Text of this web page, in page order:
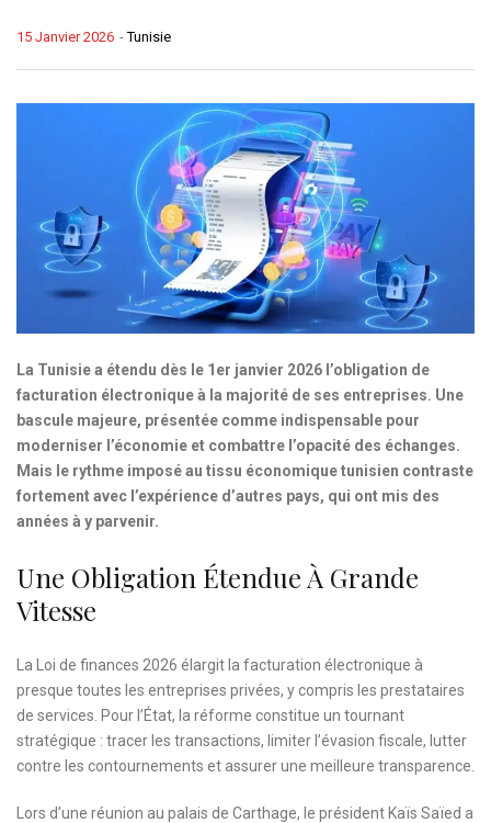
-Tunisie
15 Janvier 2026
La Tunisie a étendu dès le 1er janvier 2026 l’obligation de
facturation électronique à la majorité de ses entreprises. Une
bascule majeure, présentée comme indispensable pour
moderniser l’économie et combattre l’opacité des échanges.
Mais le rythme imposé au tissu économique tunisien contraste
fortement avec l’expérience d’autres pays, qui ont mis des
années à y parvenir.
Une Obligation Étendue À Grande
Vitesse
La Loi de finances 2026 élargit la facturation électronique à
presque toutes les entreprises privées, y compris les prestataires
de services. Pour l’État, la réforme constitue un tournant
stratégique : tracer les transactions, limiter l’évasion fiscale, lutter
contre les contournements et assurer une meilleure transparence.
Lors d’une réunion au palais de Carthage, le président Kaïs Saïed a